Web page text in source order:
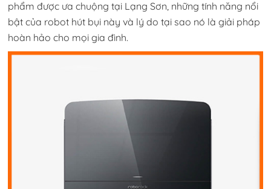
phẩm được ưa chuộng tại Lạng Sơn, những tính năng nổi
bật của robot hút bụi này và lý do tại sao nó là giải pháp
hoàn hảo cho mọi gia đình.